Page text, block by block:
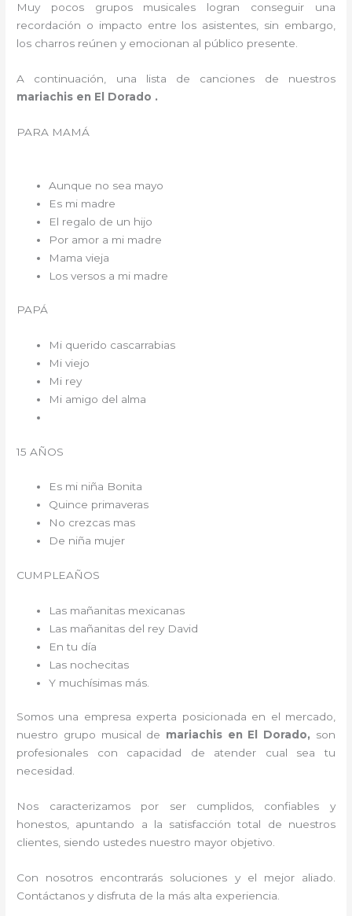
Muy pocos grupos musicales logran conseguir una
recordación o impacto entre los asistentes, sin embargo,
los charros reúnen y emocionan al público presente.
A continuación, una lista de canciones de nuestros
mariachis en El Dorado .
PARA MAMÁ
Aunque no sea mayo
Es mi madre
El regalo de un hijo
Por amor a mi madre
Mama vieja
Los versos a mi madre
PAPÁ
Mi querido cascarrabias
Mi viejo
Mi rey
Mi amigo del alma
15 AÑOS
Es mi niña Bonita
Quince primaveras
No crezcas mas
De niña mujer
CUMPLEAÑOS
Las mañanitas mexicanas
Las mañanitas del rey David
En tu día
Las nochecitas
Y muchísimas más.
Somos una empresa experta posicionada en el mercado,
nuestro grupo musical de mariachis en El Dorado, son
profesionales con capacidad de atender cual sea tu
necesidad.
Nos caracterizamos por ser cumplidos, confiables y
honestos, apuntando a la satisfacción total de nuestros
clientes, siendo ustedes nuestro mayor objetivo.
Con nosotros encontrarás soluciones y el mejor aliado.
Contáctanos y disfruta de la más alta experiencia.